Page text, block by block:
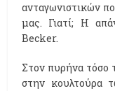
ανταγωνιστικών
μας. Γιατί; H
Becker.
Στον πυρήνα τόσο
στην κουλτούρα